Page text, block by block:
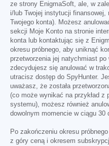
ze strony EnigmaSoft, ale, w
i/lub Twojej instytucji finansowej,
Twojego konta). Możesz
sekcji Moje Konto na stronie
konta lub kontaktując się z
okresu próbnego, aby uniknąć
przetworzenia jej natychmiast
zdecydujesz się anulować w
utracisz dostęp do SpyHunter.
uważasz, że została
(co może wynikać na przykład
systemu), możesz również
dowolnym momencie w ciągu 30
Po zakończeniu okresu
z góry ceną i okresem